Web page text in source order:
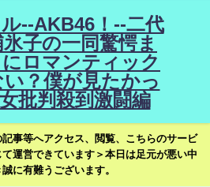
--AKB46！--二代
氷子の一同驚愕ま
ロマンティック
？僕が見たかっ
批判殺到激闘編
事等へアクセス、閲覧、こちらのサービ
運営できています＞本日は足元が悪い中
に有難うございます。